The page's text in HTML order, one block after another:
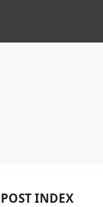
POST INDEX